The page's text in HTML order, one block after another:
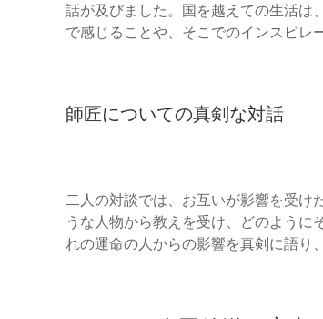
話が及びました。国を越えての生活は
で感じることや、そこでのインスピレ
師匠についての真剣な対話
二人の対談では、お互いが影響を受け
うな人物から教えを受け、どのよう
れの運命の人からの影響を真剣に語り